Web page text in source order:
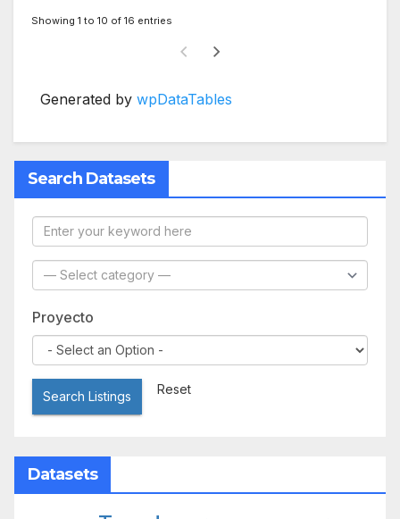
Showing 1 to 10 of 16 entries
Generated by wpDataTables
Search Datasets
Proyecto
Search Listings Reset
Datasets